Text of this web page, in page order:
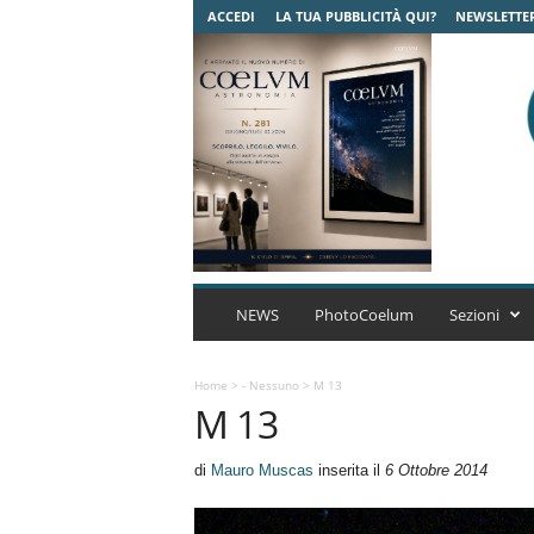
ACCEDI LA TUA PUBBLICITÀ QUI?
C
r
NEWS PhotoCoelum Sezioni
Home > - Nessuno> M 13
M 13
di Mauro Muscas inserita il 6 Ottobre 2014